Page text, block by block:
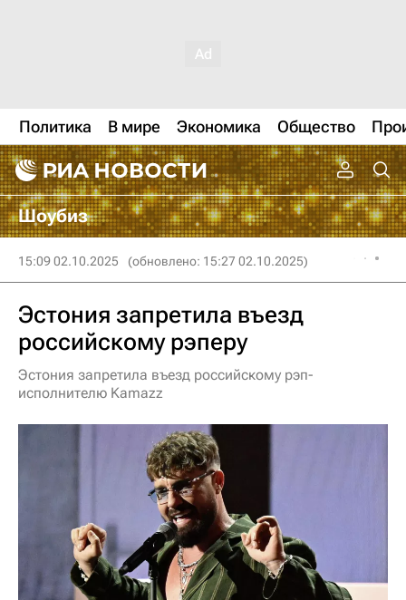
Политика В мире Экономика Общество
Шоубиз
15:09 02.10.2025 (обновлено: 15:27 02.10.2025)
Эстония запретила въезд
российскому рэперу
Эстония запретила въезд российскому рэп-
исполнителю Kamazz